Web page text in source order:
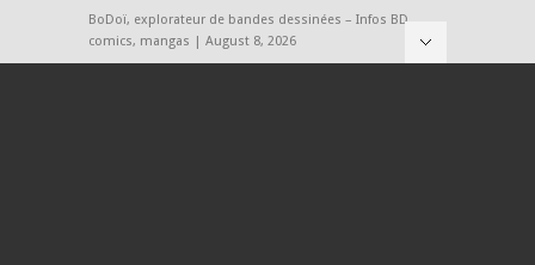
BoDoï, explorateur de bandes dessinées – Infos BD,
comics, mangas | August 8, 2026